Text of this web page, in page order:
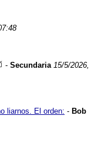
- Secundaria 15/5/2026,
liarnos. El orden: - Bob